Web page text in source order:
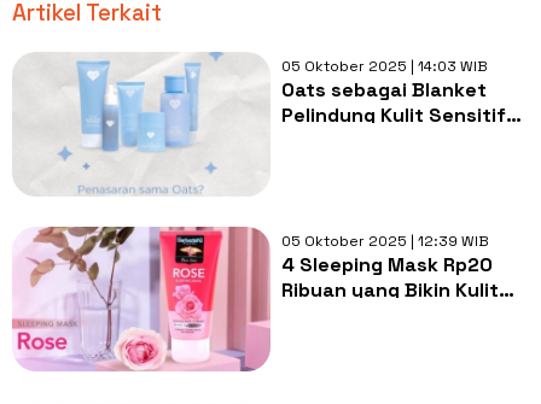
Artikel Terkait
05 Oktober 2025 | 14:03 WIB
Oats sebagai Blanket
Pelindung Kulit Sensitif
05 Oktober 2025 | 12:39 WIB
4 Sleeping Mask Rp20
Ribuan yang Bikin Kulit